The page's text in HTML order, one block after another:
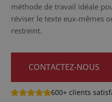
méthode de travail idéale
réviser le texte eux-mêmes
restreint.
CONTACTEZ-NOUS
600+ clients